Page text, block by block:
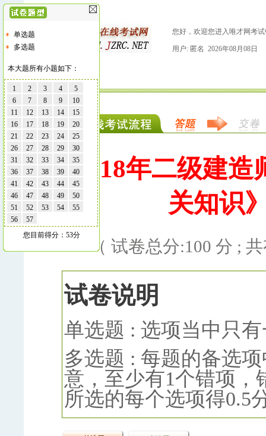
您好，欢迎您进入唯才网考
用户: 匿名 2026年08月08日
2018年二级建造
关知识
（ 试卷总分:100 分 ;
试卷说明
单选题 : 选项当中只
多选题 : 每题的备选
意，至少有1个错项，
所选的每个选项得0.5
单选题
多选题
本大题所有小题如下：
1 2 3 4
5
6
7 8 9
10
11
12 13 14
15
16
17 18 19
20
21
22 23 24
25
26
27 28 29
30
31
32 33 34
35
36
37 38 39
40
41
42 43 44
45
46
47 48 49
50
51
52 53 54
55
56
57
您目前得分：53分